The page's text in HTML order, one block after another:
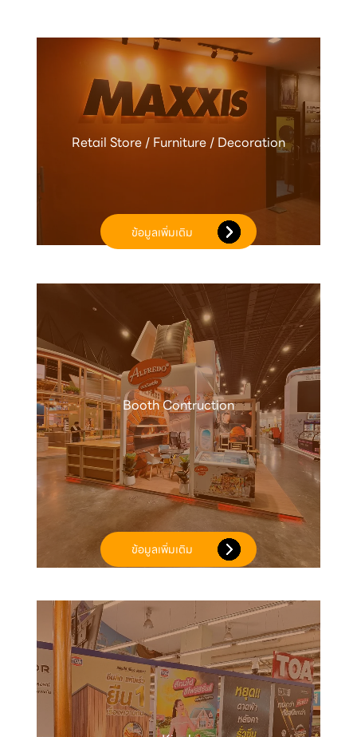
Retail Store / Furniture / Decoration
ข้อมูลเพิ่มเติม
Booth Contruction
ข้อมูลเพิ่มเติม